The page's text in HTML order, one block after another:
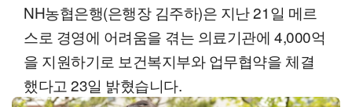
NH농협은행(은행장 김주하)은 지난 21일 메르
스로 경영에 어려움을 겪는 의료기관에 4,000억
을 지원하기로 보건복지부와 업무협약을 체결
했다고 23일 밝혔습니다.